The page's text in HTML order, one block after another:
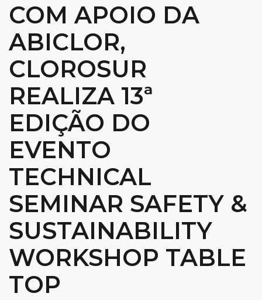
COM APOIO DA
ABICLOR,
CLOROSUR
REALIZA 13ª
EDIÇÃO DO
EVENTO
TECHNICAL
SEMINAR SAFETY &
SUSTAINABILITY
WORKSHOP TABLE
TOP